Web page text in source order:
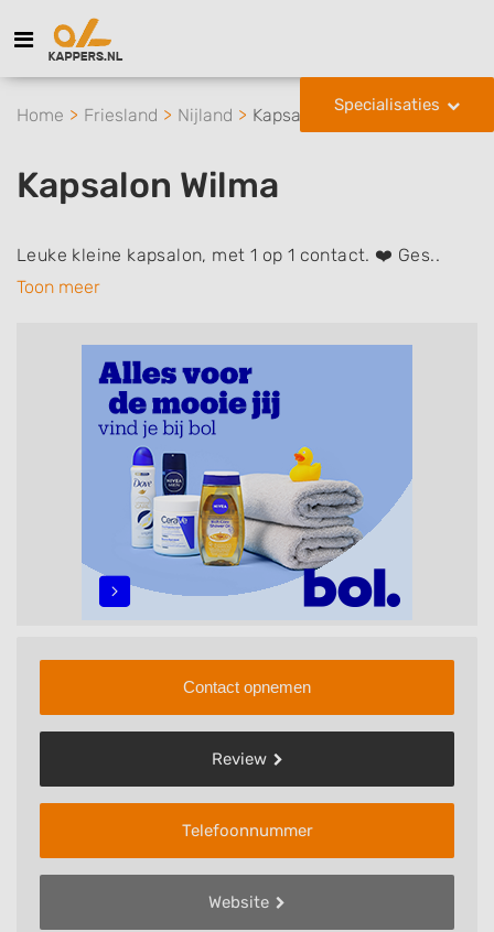
Specialisaties
Home Friesland Nijland Kapsalon Wilma
Kapsalon Wilma
Leuke kleine kapsalon, met 1 op 1 contact. ❤️ Ges..
Toon meer
Contact opnemen
Review
Telefoonnummer
Website